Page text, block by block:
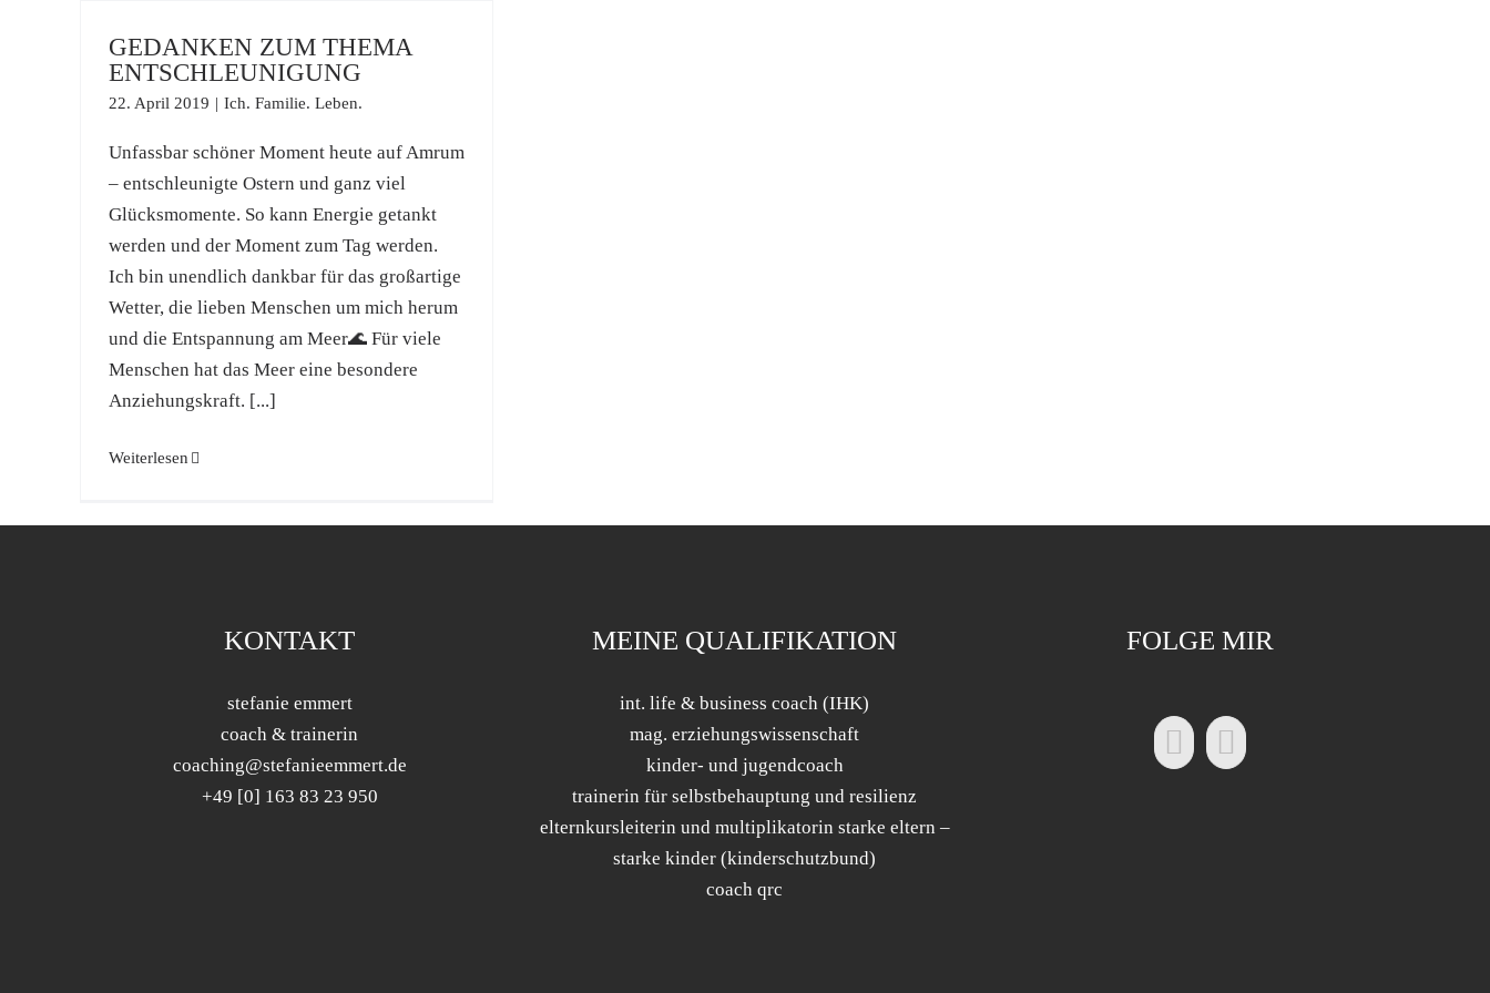
GEDANKEN ZUM THEMA
ENTSCHLEUNIGUNG
22. April 2019 | Ich. Familie. Leben.
Unfassbar schöner Moment heute auf Amrum
– entschleunigte Ostern und ganz viel
Glücksmomente. So kann Energie getankt
werden und der Moment zum Tag werden.
Ich bin unendlich dankbar für das großartige
Wetter, die lieben Menschen um mich herum
und die Entspannung am Meer🌊 Für viele
Menschen hat das Meer eine besondere
Anziehungskraft. [...]
Weiterlesen
KONTAKT
stefanie emmert
coach & trainerin
coaching@stefanieemmert.de
+49 [0] 163 83 23 950
MEINE QUALIFIKATION
int. life & business coach (IHK)
mag. erziehungswissenschaft
kinder- und jugendcoach
trainerin für selbstbehauptung und resilienz
elternkursleiterin und multiplikatorin starke eltern –
starke kinder (kinderschutzbund)
coach qrc
FOLGE MIR